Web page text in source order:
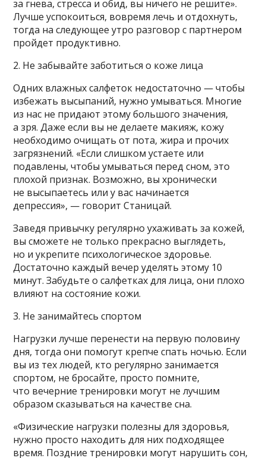
за гнева, стресса и обид, вы ничего не решите».
Лучше успокоиться, вовремя лечь и отдохнуть,
тогда на следующее утро разговор с партнером
пройдет продуктивно.
2. Не забывайте заботиться о коже лица
Одних влажных салфеток недостаточно — чтобы
избежать высыпаний, нужно умываться. Многие
из нас не придают этому большого значения,
а зря. Даже если вы не делаете макияж, кожу
необходимо очищать от пота, жира и прочих
загрязнений. «Если слишком устаете или
подавлены, чтобы умываться перед сном, это
плохой признак. Возможно, вы хронически
не высыпаетесь или у вас начинается
депрессия», — говорит Станицай.
Заведя привычку регулярно ухаживать за кожей,
вы сможете не только прекрасно выглядеть,
но и укрепите психологическое здоровье.
Достаточно каждый вечер уделять этому 10
минут. Забудьте о салфетках для лица, они плохо
влияют на состояние кожи.
3. Не занимайтесь спортом
Нагрузки лучше перенести на первую половину
дня, тогда они помогут крепче спать ночью. Если
вы из тех людей, кто регулярно занимается
спортом, не бросайте, просто помните,
что вечерние тренировки могут не лучшим
образом сказываться на качестве сна.
«Физические нагрузки полезны для здоровья,
нужно просто находить для них подходящее
время. Поздние тренировки могут нарушить сон,